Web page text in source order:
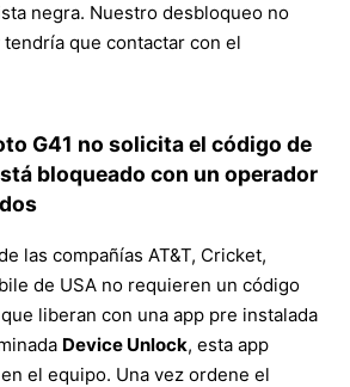
negra. Nuestro desbloqueo no
que contactar con el
G41 no solicita el código de
bloqueado con un operador
las compañías AT&T, Cricket,
de USA no requieren un código
liberan con una app pre instalada
Device Unlock, esta app
el equipo. Una vez ordene el